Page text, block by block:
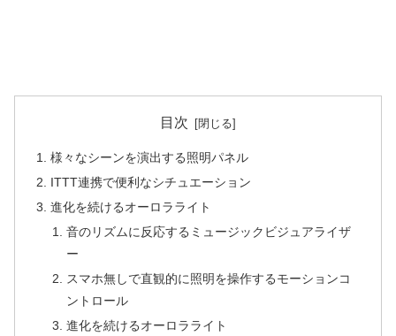
目次
様々なシーンを演出する照明パネル
ITTT連携で便利なシチュエーション
進化を続けるオーロラライト
音のリズムに反応するミュージックビジュアライザ
ー
スマホ無しで直観的に照明を操作するモーションコ
ントロール
進化を続けるオーロラライト